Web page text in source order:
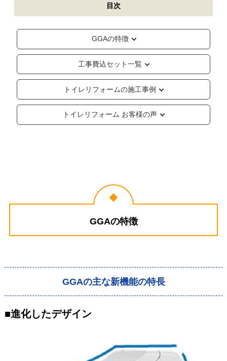
目次
GGAの特徴
工事費込セット一覧
トイレリフォームの施工事例
トイレリフォーム お客様の声
GGAの特徴
GGAの主な新機能の特長
■進化したデザイン